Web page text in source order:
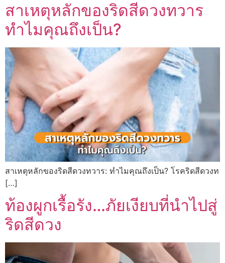
สาเหตุหลักของริดสีดวงทวาร
ทำไมคุณถึงเป็น?
สาเหตุหลักของริดสีดวงทวาร: ทำไมคุณถึงเป็น? โรคริดสีดวงท
[…]
ท้องผูกเรื้อรัง…ภัยเงียบที่นำไปสู่
ริดสีดวง